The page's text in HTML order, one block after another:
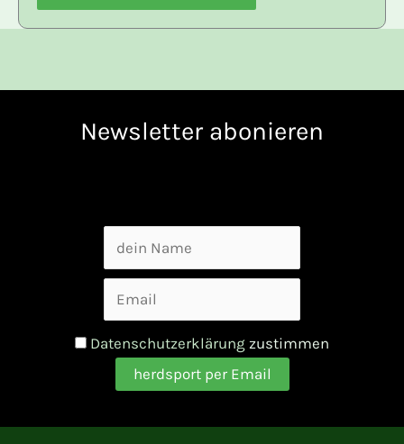
Newsletter abonieren
Datenschutzerklärung zustimmen